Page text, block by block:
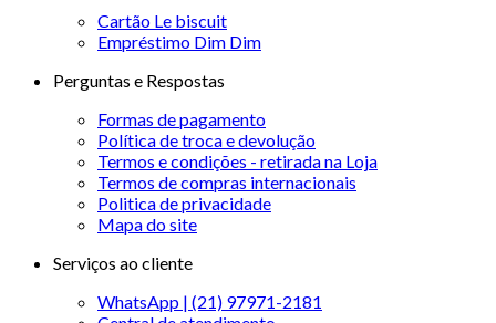
Cartão Le biscuit
Empréstimo Dim Dim
Perguntas e Respostas
Formas de pagamento
Política de troca e devolução
Termos e condições - retirada na Loja
Termos de compras internacionais
Politica de privacidade
Mapa do site
Serviços ao cliente
WhatsApp | (21) 97971-2181